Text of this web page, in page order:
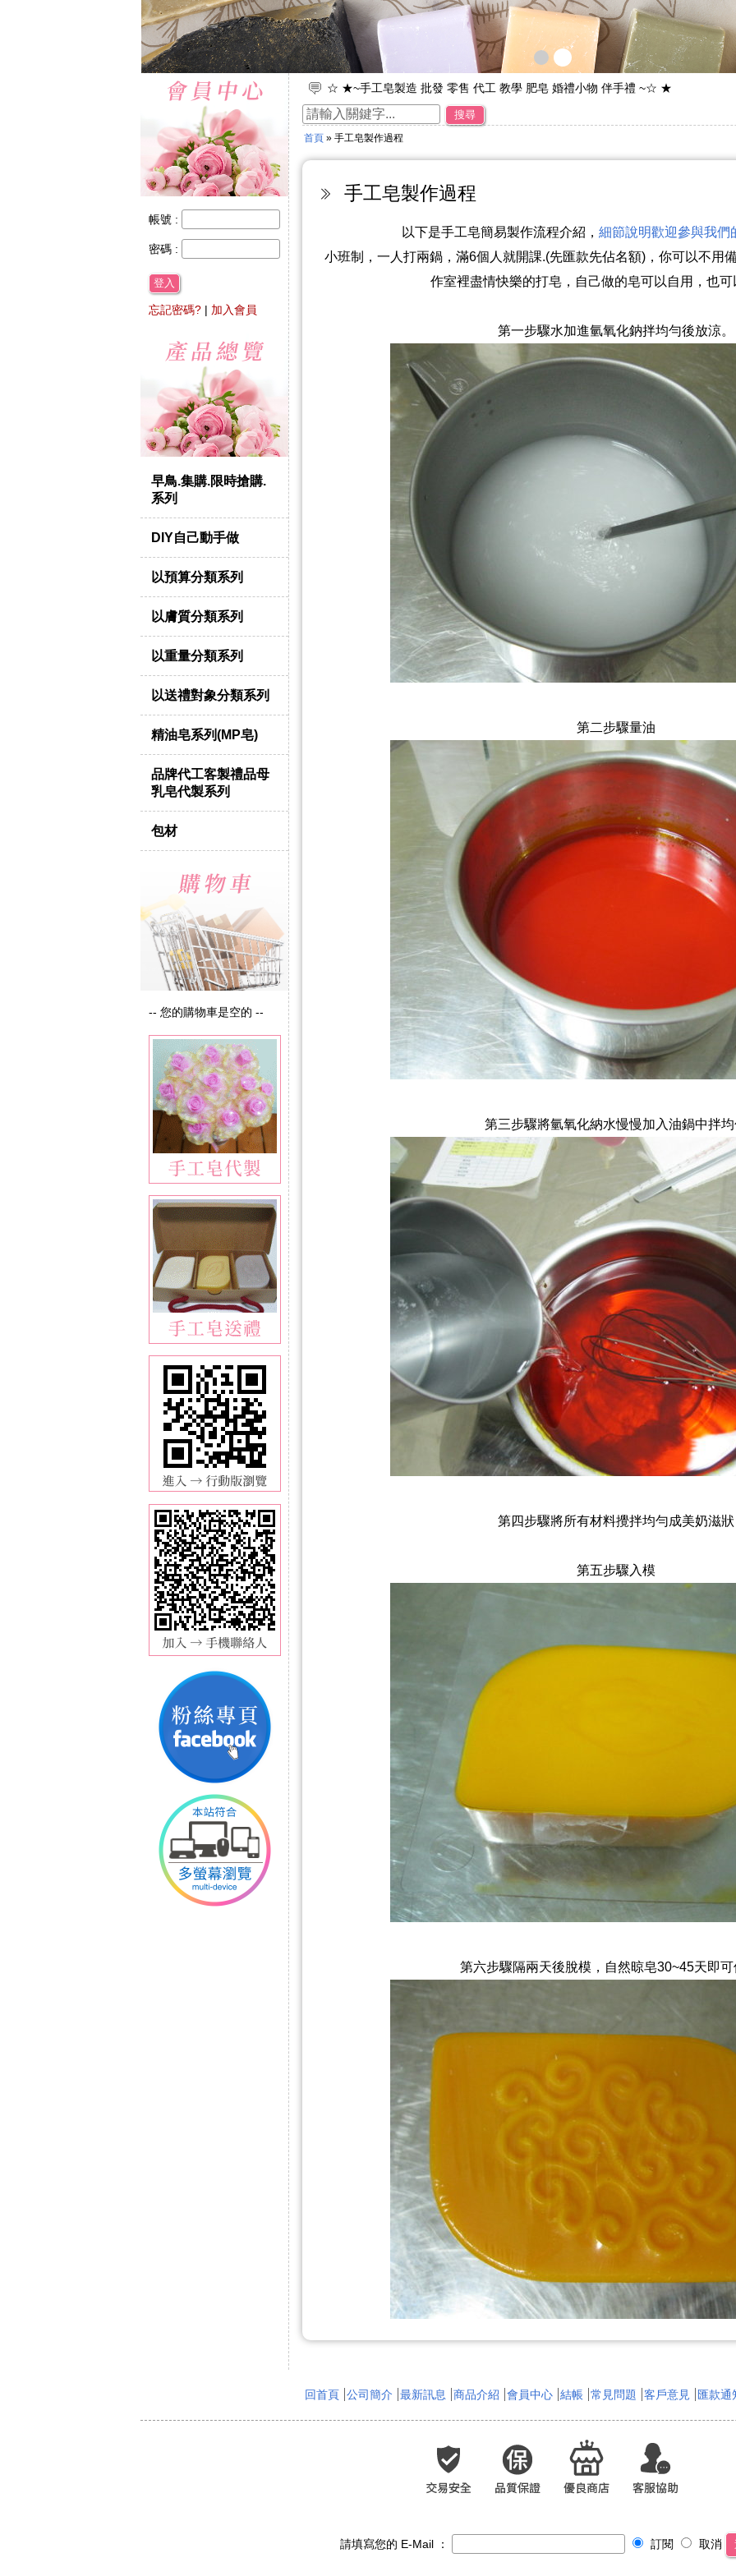
帳號 :
密碼 :
登入
忘記密碼? | 加入會員
早鳥.集購.限時搶購.
系列
DIY自己動手做
以預算分類系列
以膚質分類系列
以重量分類系列
以送禮對象分類系列
精油皂系列(MP皂)
品牌代工客製禮品母
乳皂代製系列
包材
-- 您的購物車是空的 --
☆ ★~手工皂製造 批發 零售 代工 教學 肥皂 婚禮小物 伴手禮 ~☆ ★
☆ ★~工廠直營 專業製造 品牌代工 接受小量訂單~☆ ★
☆ ★~加入免費會員~可享每次購物95折之優惠。~☆ ★
☆ ★~歡迎光臨~蘇菲皂世界~☆ ★
☆ ★~來店禮 母乳皂 彌月禮 年節禮物 ~☆ ★
搜尋
首頁 » 手工皂製作過程
手工皂製作過程
以下是手工皂簡易製作流程介紹， 細節說明歡迎參與我們
小班制，一人打兩鍋，滿6個人就開課.(先匯款先佔名額)，你可以不用
作室裡盡情快樂的打皂，自己做的皂可以自用，也
第一步驟水加進氫氧化鈉拌均勻後放涼。
第二步驟量油
第三步驟將氫氧化納水慢慢加入油鍋中拌
第四步驟將所有材料攪拌均勻成美奶滋狀
第五步驟入模
第六步驟隔兩天後脫模，自然晾皂30~45天即
回首頁 公司簡介 最新訊息 商品介紹 會員中心 結帳 常見問題 客戶意見 匯款通
請填寫您的 E-Mail ： 訂閱 取消